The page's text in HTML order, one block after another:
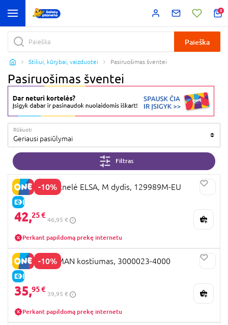
0
Paieška
Stiliui, kūrybai, vaizduotei Pasiruošimas šventei
Pasiruošimas šventei
Rūšiuoti
Geriausi pasiūlymai
Filtras
-10%
E-KAINA
DISGUISE suknelė ELSA, M dydis, 129989M-EU
42,25 €
46,95 €
Perkant papildomą prekę internetu
-10%
E-KAINA
RUBIES BATMAN kostiumas, 3000023-4000
35,95 €
39,95 €
Perkant papildomą prekę internetu